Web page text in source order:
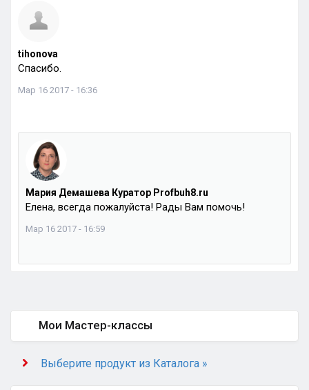
tihonova
Спасибо.
Мар 16 2017 - 16:36
Мария Демашева Куратор Profbuh8.ru
Елена, всегда пожалуйста! Рады Вам помочь!
Мар 16 2017 - 16:59
Мои Мастер-классы
Выберите продукт из Каталога »